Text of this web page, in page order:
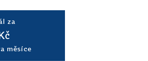
za
měsíce